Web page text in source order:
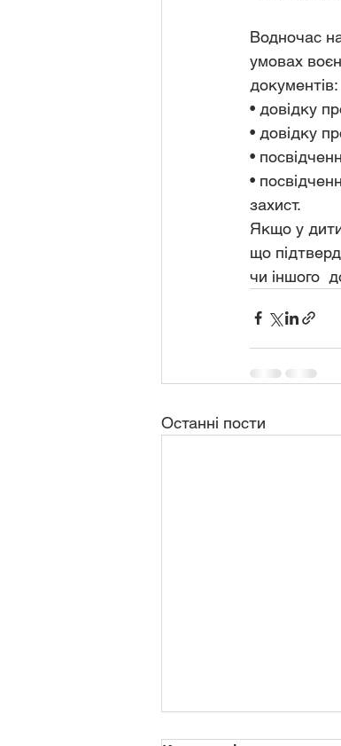
Водночас
умовах
документів:
• довідку
• довідку
•
•
захист.
Якщо у
що
чи іншого
Останні пости